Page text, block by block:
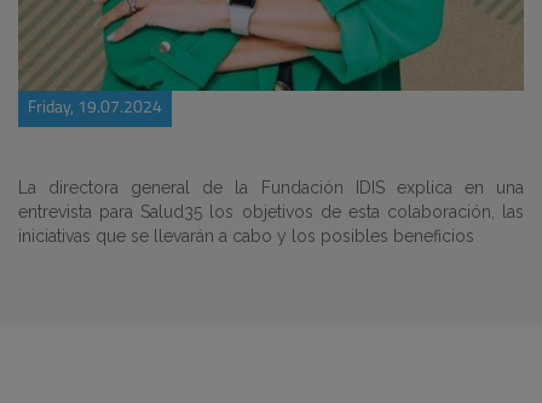
Friday, 19.07.2024
La directora general de la Fundación IDIS explica en una
entrevista para Salud35 los objetivos de esta colaboración, las
iniciativas que se llevarán a cabo y los posibles beneficios